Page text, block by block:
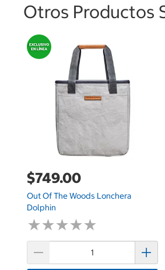
Otros Productos
$749.00
Out Of The Woods Lonchera
Dolphin
★★★★★
★★★★★